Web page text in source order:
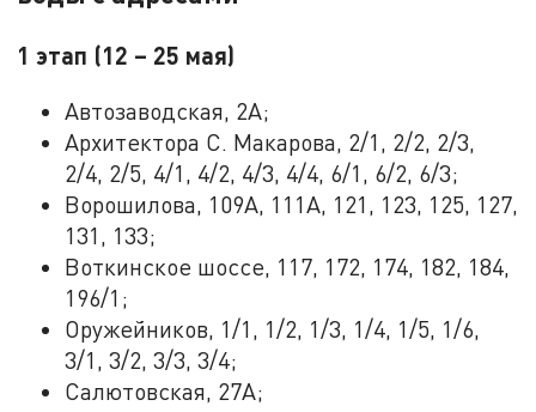
1 этап (12 – 25 мая)
Автозаводская, 2А;
Архитектора С. Макарова, 2/1, 2/2, 2/3,
2/4, 2/5, 4/1, 4/2, 4/3, 4/4, 6/1, 6/2, 6/3;
Ворошилова, 109А, 111А, 121, 123, 125, 127,
131, 133;
Воткинское шоссе, 117, 172, 174, 182, 184,
196/1;
Оружейников, 1/1, 1/2, 1/3, 1/4, 1/5, 1/6,
3/1, 3/2, 3/3, 3/4;
Салютовская, 27А;